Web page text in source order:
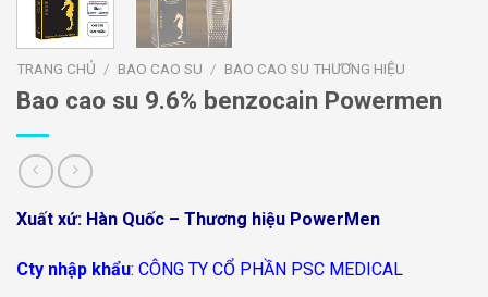
TRANG CHỦ / BAO CAO SU / BAO CAO SU THƯƠNG HIỆU
Bao cao su 9.6% benzocain Powermen
Xuất xứ: Hàn Quốc – Thương hiệu PowerMen
Cty nhập khẩu: CÔNG TY CỔ PHẦN PSC MEDICAL